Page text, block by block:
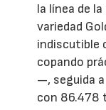
la línea de
variedad
indiscutible
copando
—, seguida
con 86.478